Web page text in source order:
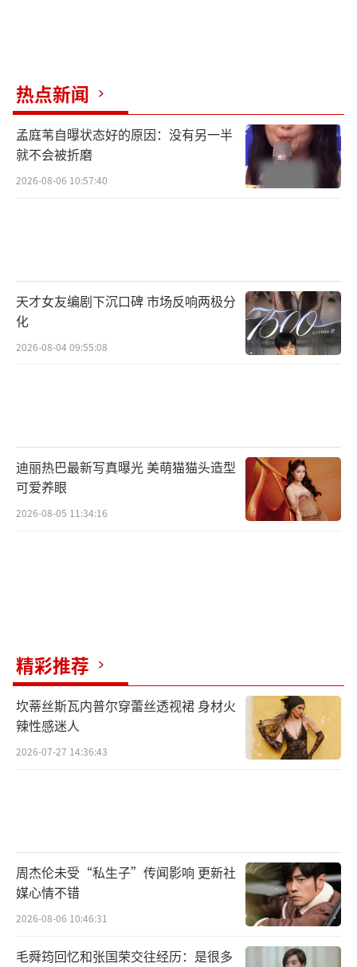
热点新闻
孟庭苇自曝状态好的原因：没有另一半
就不会被折磨
2026-08-06 10:57:40
天才女友编剧下沉口碑 市场反响两极分
化
2026-08-04 09:55:08
迪丽热巴最新写真曝光 美萌猫猫头造型
可爱养眼
2026-08-05 11:34:16
精彩推荐
坎蒂丝斯瓦内普尔穿蕾丝透视裙 身材火
辣性感迷人
2026-07-27 14:36:43
周杰伦未受“私生子”传闻影响 更新社
媒心情不错
2026-08-06 10:46:31
毛舜筠回忆和张国荣交往经历：是很多